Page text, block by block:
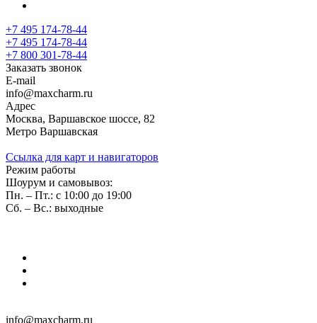
+7 495 174-78-44
+7 495 174-78-44
+7 800 301-78-44
Заказать звонок
E-mail
info@maxcharm.ru
Адрес
Москва, Варшавское шоссе, 82
Метро Варшавская
Ссылка для карт и навигаторов
Режим работы
Шоурум и самовывоз:
Пн. – Пт.: с 10:00 до 19:00
Сб. – Вс.: выходные
info@maxcharm.ru